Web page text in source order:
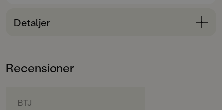
Detaljer
0-3
Svenska
Recensioner
BTJ